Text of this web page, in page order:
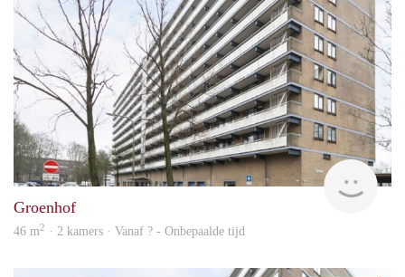
Groenhof
46 m2 · 2 kamers · Vanaf ? - Onbepaalde tijd